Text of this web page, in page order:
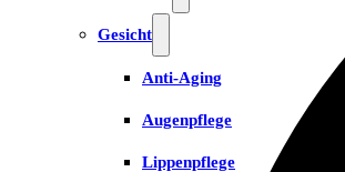
Gesicht
Anti-Aging
Augenpflege
Lippenpflege